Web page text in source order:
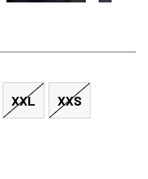
XXL XXS